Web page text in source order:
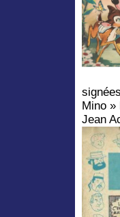
Mino »
Jean